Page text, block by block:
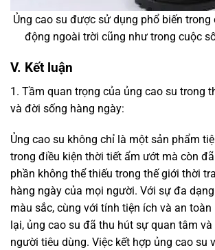
Ủng cao su được sử dụng phổ biến trong
động ngoài trời cũng như trong cuộc
V. Kết luận
1. Tầm quan trọng của ủng cao su trong
và đời sống hàng ngày:
Ủng cao su không chỉ là một sản phẩm
trong điều kiện thời tiết ẩm ướt mà còn
phần không thể thiếu trong thế giới thời
hàng ngày của mọi người. Với sự đa
màu sắc, cùng với tính tiện ích và an
lại, ủng cao su đã thu hút sự quan tâm
người tiêu dùng. Việc kết hợp ủng cao su